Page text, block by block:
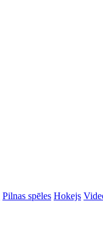
Pilnas spēles Hokejs